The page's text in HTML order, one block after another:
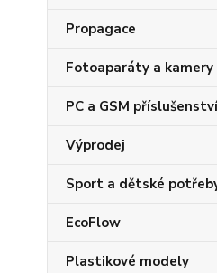
Propagace
Fotoaparáty a kamery
PC a GSM příslušenství
Výprodej
Sport a dětské
EcoFlow
Plastikové modely